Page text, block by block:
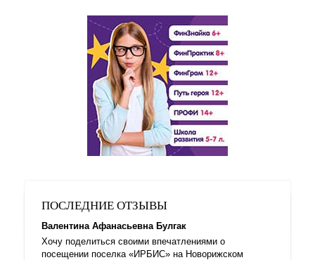
ПОСЛЕДНИЕ ОТЗЫВЫ
Валентина Афанасьевна Булгак
Хочу поделиться своими впечатлениями о
посещении поселка «ИРБИС» на Новорижском